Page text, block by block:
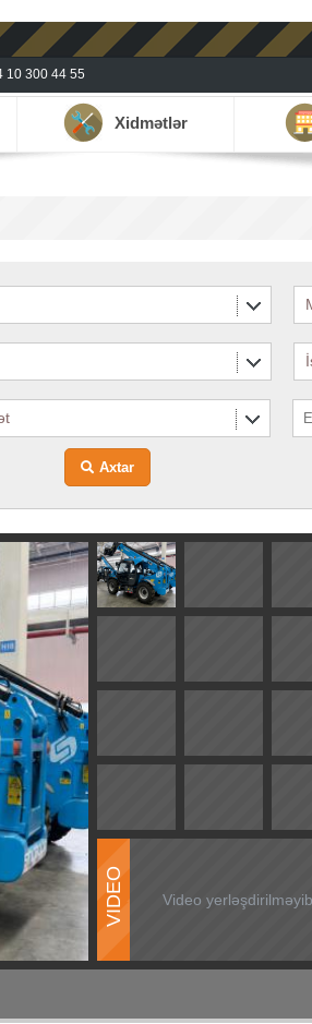
10 300 44 55
Xidmətlər
Axtar
VIDEO Video yerləşdirilməyib.